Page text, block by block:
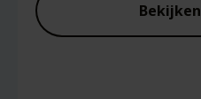
Bekijken